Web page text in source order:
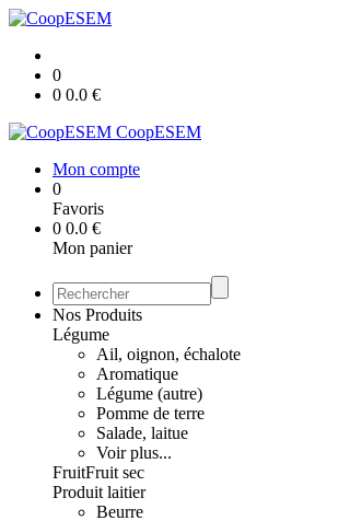
0
0 0.0 €
CoopESEM
Mon compte
0
Favoris
0 0.0 €
Mon panier
Nos Produits
Légume
Ail, oignon, échalote
Aromatique
Légume (autre)
Pomme de terre
Salade, laitue
Voir plus...
FruitFruit sec
Produit laitier
Beurre